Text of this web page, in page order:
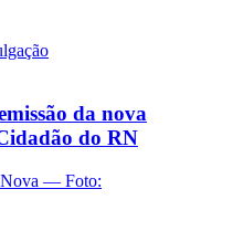
da nova
do RN